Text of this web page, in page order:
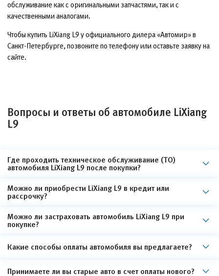
обслуживание как с оригинальными запчастями, так и с
качественными аналогами.
Чтобы купить LiXiang L9 у официального дилера «Автомир» в
Санкт-Петербурге, позвоните по телефону или оставьте заявку на
сайте.
Вопросы и ответы об автомобиле LiXiang
L9
Где проходить техническое обслуживание (ТО)
автомобиля LiXiang L9 после покупки?
Можно ли приобрести LiXiang L9 в кредит или
рассрочку?
Можно ли застраховать автомобиль LiXiang L9 при
покупке?
Какие способы оплаты автомобиля вы предлагаете?
Принимаете ли вы старые авто в счет оплаты нового?